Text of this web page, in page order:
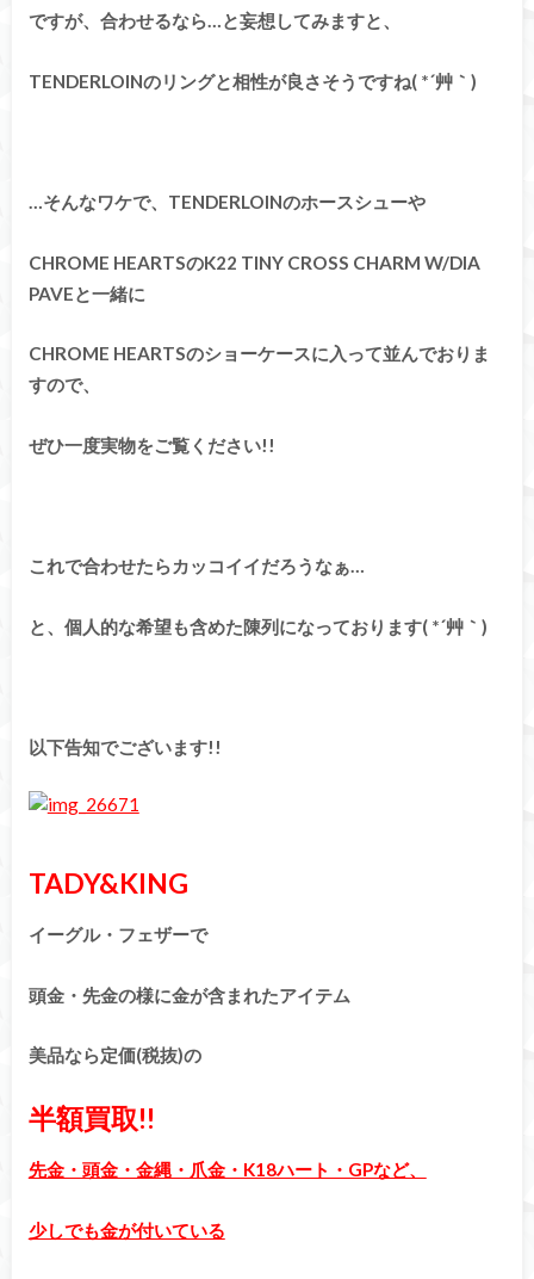
ですが、合わせるなら…と妄想してみますと、
TENDERLOINのリングと相性が良さそうですね( *´艸｀)
…そんなワケで、TENDERLOINのホースシューや
CHROME HEARTSのK22 TINY CROSS CHARM W/DIA
PAVEと一緒に
CHROME HEARTSのショーケースに入って並んでおりま
すので、
ぜひ一度実物をご覧ください!!
これで合わせたらカッコイイだろうなぁ…
と、個人的な希望も含めた陳列になっております( *´艸｀)
以下告知でございます!!
TADY&KING
イーグル・フェザーで
頭金・先金の様に金が含まれたアイテム
美品なら定価(税抜)の
半額買取!!
先金・頭金・金縄・爪金・K18ハート・GPなど、
少しでも金が付いている